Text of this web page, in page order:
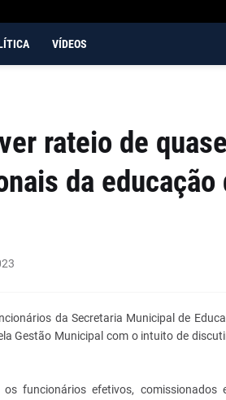
VÍDEOS
rateio de
da educação
da Secretaria Municipal de
Gestão Municipal com o intuito de
funcionários efetivos, comissionados